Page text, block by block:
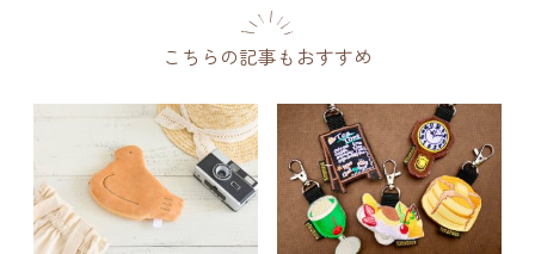
こちらの記事もおすすめ